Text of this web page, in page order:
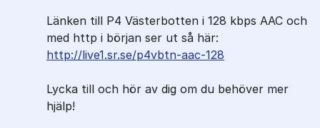
Länken till P4 Västerbotten i 128 kbps AAC och
med http i början ser ut så här:
http://live1.sr.se/p4vbtn-aac-128
Lycka till och hör av dig om du behöver mer
hjälp!